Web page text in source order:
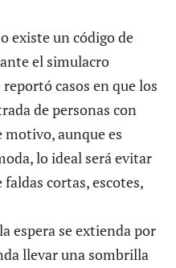
existe un código de
el simulacro
casos en que los
de personas con
motivo, aunque es
lo ideal será evitar
cortas, escotes,
espera se extienda por
llevar una sombrilla